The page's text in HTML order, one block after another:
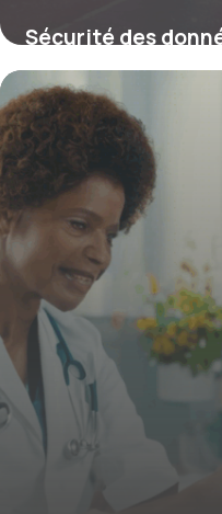
Sécurité des
sur les
16 juin 2026